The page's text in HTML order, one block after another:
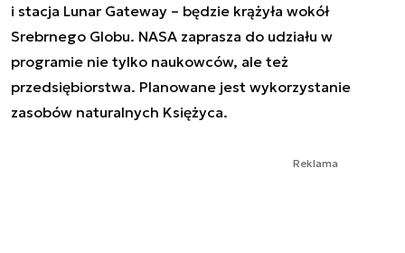
i stacja Lunar Gateway – będzie krążyła wokół
Srebrnego Globu. NASA zaprasza do udziału w
programie nie tylko naukowców, ale też
przedsiębiorstwa. Planowane jest wykorzystanie
zasobów naturalnych Księżyca.
Reklama